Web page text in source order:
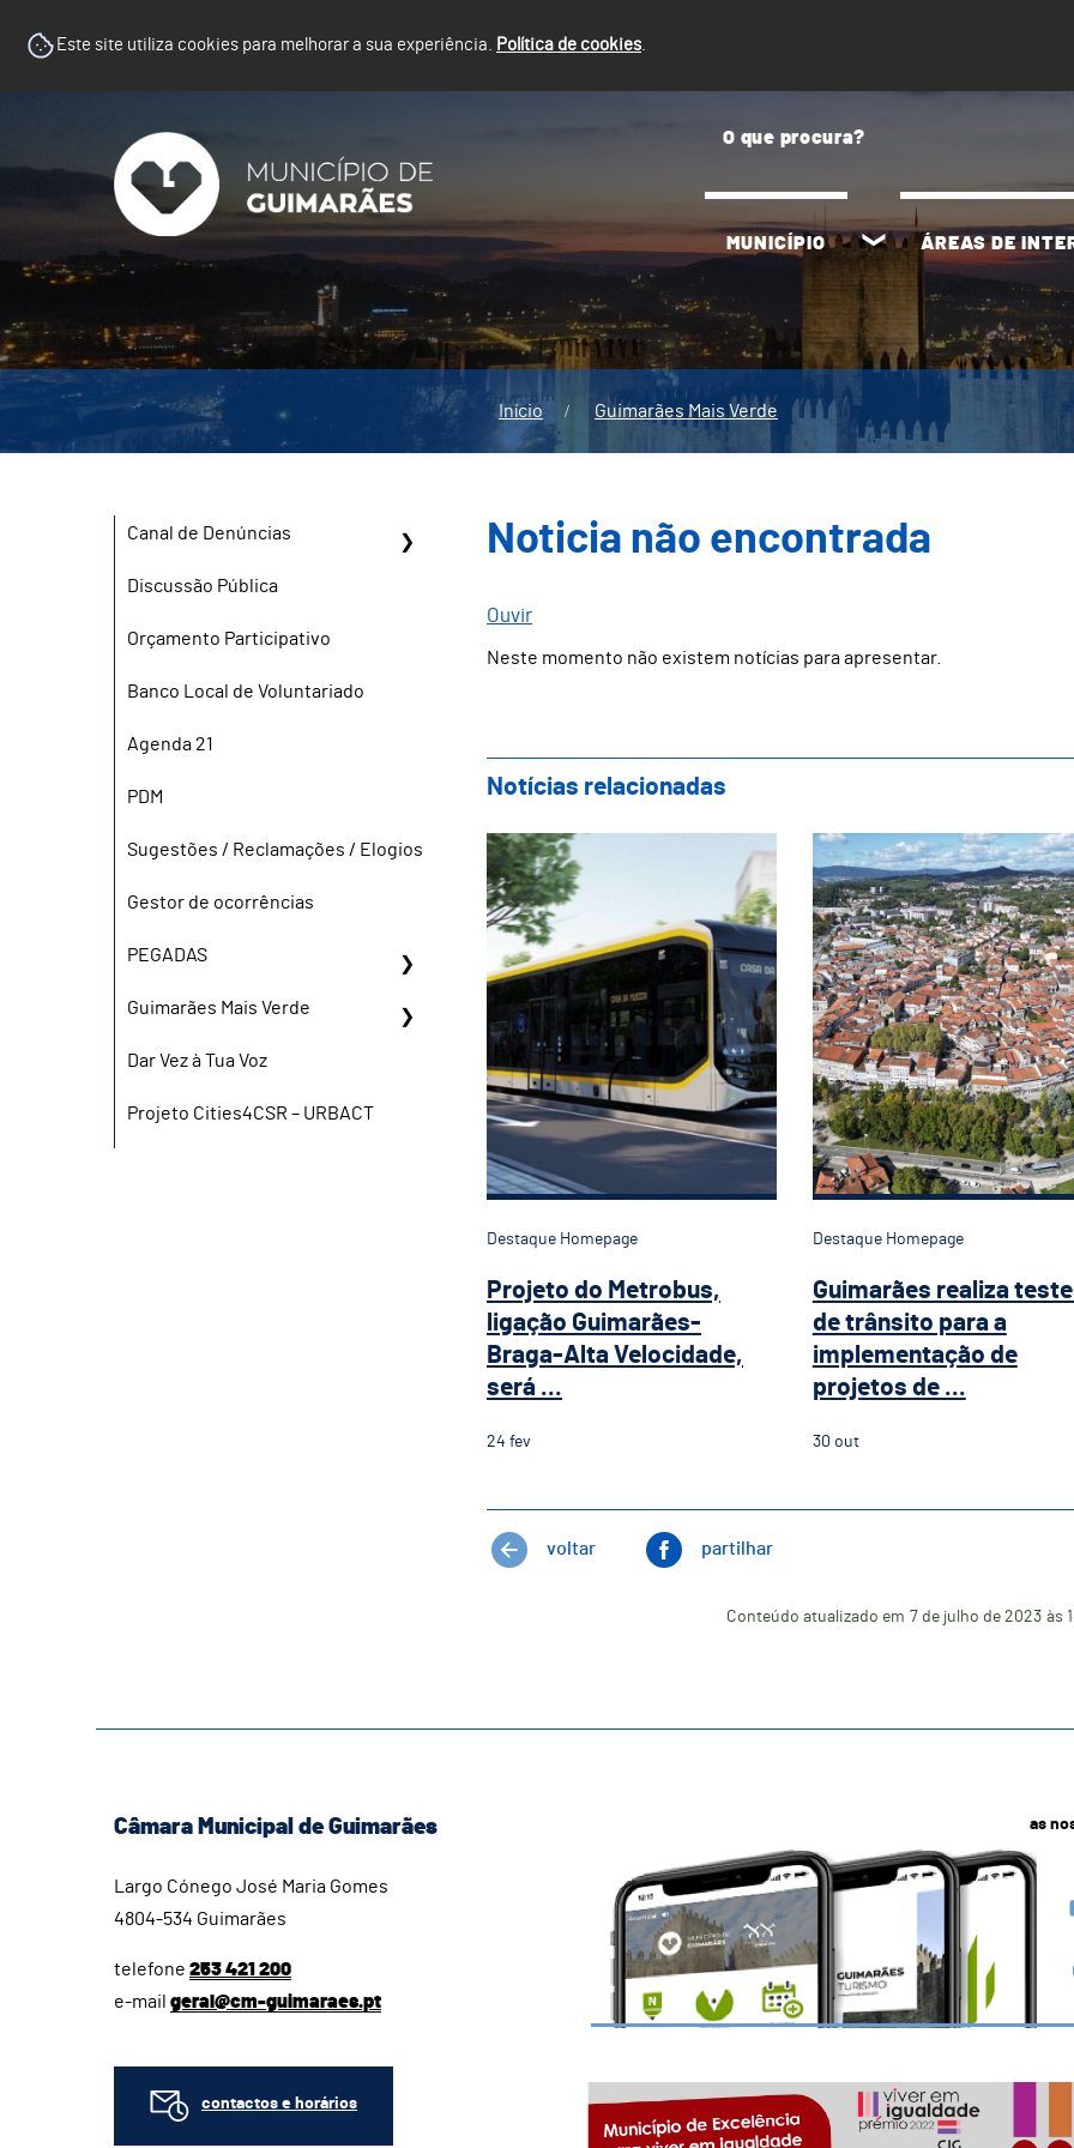
Este site utiliza cookies para melhorar a sua experiência. Política de cookies.
MUNICÍPIO ÁREAS DE
Início Guimarães Mais Verde
Canal de Denúncias
Discussão Pública
Orçamento Participativo
Banco Local de Voluntariado
Agenda 21
PDM
Sugestões / Reclamações / Elogios
Gestor de ocorrências
PEGADAS
Guimarães Mais Verde
Dar Vez à Tua Voz
Projeto Cities4CSR – URBACT
Noticia não encontrada
Ouvir
Neste momento não existem notícias para apresentar.
Notícias relacionadas
Projeto do Metrobus, ligação Guimarães-
Destaque Homepage
Projeto do Metrobus,
ligação Guimarães-
Braga-Alta Velocidade,
será ...
24 fev
Guimarães realiza
Destaque Homepage
Guimarães realiza
de trânsito para a
implementação de
projetos de ...
30 out
voltar partilhar
Conteúdo atualizado em 7 de julho de 2023 às
Câmara Municipal de Guimarães
Largo Cónego José Maria Gomes
4804-534 Guimarães
telefone 253 421 200
e-mail geral@cm-guimaraes.pt
contactos e horários
as